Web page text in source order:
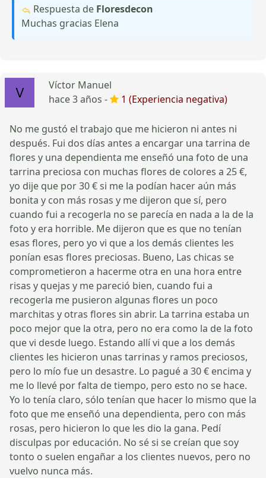
Respuesta de Floresdecon
Muchas gracias Elena
Víctor Manuel
hace 3 años -
1 (Experiencia negativa)
No me gustó el trabajo que me hicieron ni antes ni
después. Fui dos días antes a encargar una tarrina de
flores y una dependienta me enseñó una foto de una
tarrina preciosa con muchas flores de colores a 25 €,
yo dije que por 30 € si me la podían hacer aún más
bonita y con más rosas y me dijeron que sí, pero
cuando fui a recogerla no se parecía en nada a la de la
foto y era horrible. Me dijeron que es que no tenían
esas flores, pero yo vi que a los demás clientes les
ponían esas flores preciosas. Bueno, Las chicas se
comprometieron a hacerme otra en una hora entre
risas y quejas y me pareció bien, cuando fui a
recogerla me pusieron algunas flores un poco
marchitas y otras flores sin abrir. La tarrina estaba un
poco mejor que la otra, pero no era como la de la foto
que vi desde luego. Estando allí vi que a los demás
clientes les hicieron unas tarrinas y ramos preciosos,
pero lo mío fue un desastre. Lo pagué a 30 € encima y
me lo llevé por falta de tiempo, pero esto no se hace.
Yo lo tenía claro, sólo tenían que hacer lo mismo que la
foto que me enseñó una dependienta, pero con más
rosas, pero hicieron lo que les dio la gana. Pedí
disculpas por educación. No sé si se creían que soy
tonto o suelen engañar a los clientes nuevos, pero no
vuelvo nunca más.